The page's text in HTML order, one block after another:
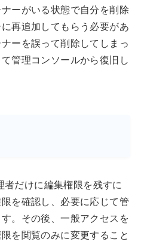
ーがいる状態で自分を削除
再追加してもらう必要があ
ーを誤って削除してしまっ
管理コンソールから復旧し
だけに編集権限を残すに
を確認し、必要に応じて管
。その後、一般アクセスを
を閲覧のみに変更すること